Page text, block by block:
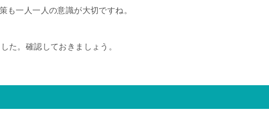
も一人一人の意識が大切ですね。
た。確認しておきましょう。